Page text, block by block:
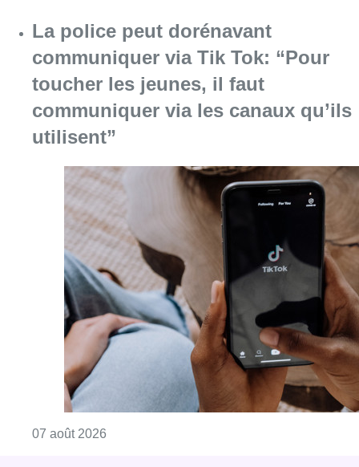
La police peut dorénavant
communiquer via Tik Tok: “Pour
toucher les jeunes, il faut
communiquer via les canaux qu’ils
utilisent”
07 août 2026